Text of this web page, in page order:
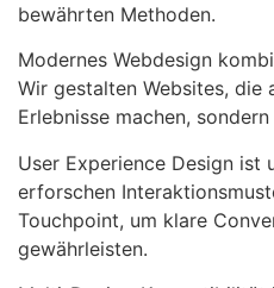
bewährten Methoden.
Modernes Webdesign
Wir gestalten Websites, die
Erlebnisse machen,
User Experience Design ist
erforschen
Touchpoint, um klare
gewährleisten.